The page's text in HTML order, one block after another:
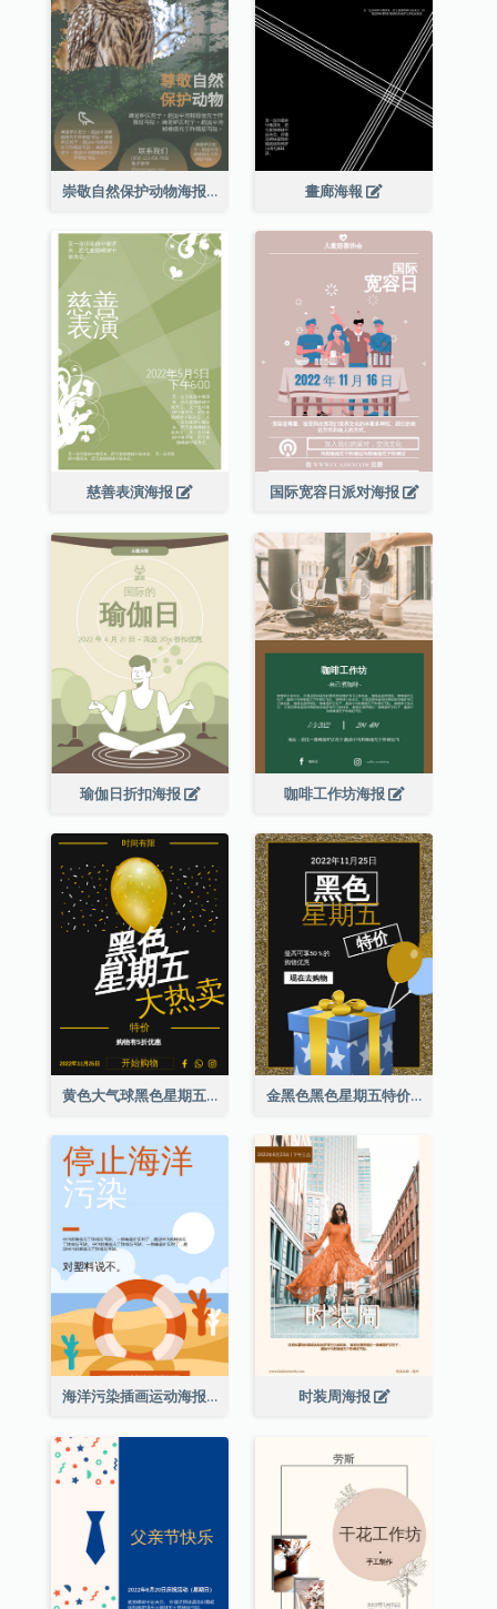
崇敬自然保护动物海报 畫廊海報
慈善表演海报 国际宽容日派对海报
瑜伽日折扣海报 咖啡工作坊海报
黄色大气球黑色星期五特价海报 金黑色黑色星期五特价海报
海洋污染插画运动海报 时装周海报